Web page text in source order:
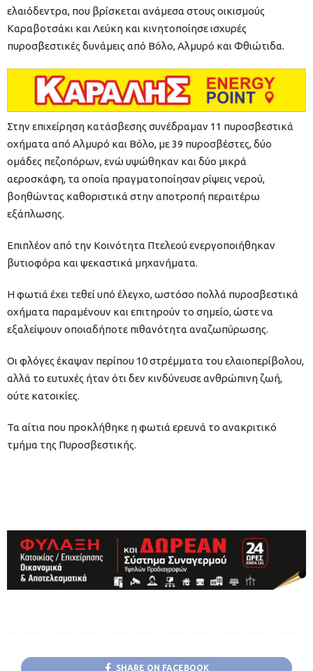
ελαιόδεντρα, που βρίσκεται ανάμεσα στους οικισμούς
Καραβοτσάκι και Λεύκη και κινητοποίησε ισχυρές
πυροσβεστικές δυνάμεις από Βόλο, Αλμυρό και Φθιώτιδα.
Στην επιχείρηση κατάσβεσης συνέδραμαν 11 πυροσβεστικά
οχήματα από Αλμυρό και Βόλο, με 39 πυροσβέστες, δύο
ομάδες πεζοπόρων, ενώ υψώθηκαν και δύο μικρά
αεροσκάφη, τα οποία πραγματοποίησαν ρίψεις νερού,
βοηθώντας καθοριστικά στην αποτροπή περαιτέρω
εξάπλωσης.
Επιπλέον από την Κοινότητα Πτελεού ενεργοποιήθηκαν
βυτιοφόρα και ψεκαστικά μηχανήματα.
Η φωτιά έχει τεθεί υπό έλεγχο, ωστόσο πολλά πυροσβεστικά
οχήματα παραμένουν και επιτηρούν το σημείο, ώστε να
εξαλείψουν οποιαδήποτε πιθανότητα αναζωπύρωσης.
Οι φλόγες έκαψαν περίπου 10 στρέμματα του ελαιοπερίβολου,
αλλά το ευτυχές ήταν ότι δεν κινδύνευσε ανθρώπινη ζωή,
ούτε κατοικίες.
Τα αίτια που προκλήθηκε η φωτιά ερευνά το ανακριτικό
τμήμα της Πυροσβεστικής.
SHARE ON FACEBOOK